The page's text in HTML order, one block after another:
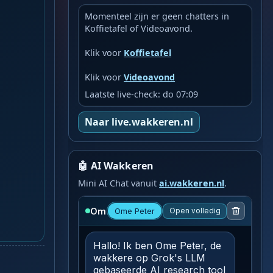
Momenteel zijn er geen chatters in
Koffietafel of Videoavond.
Klik voor Koffietafel
Klik voorVideoavond
Laatste live-check: do 07:09
Naar live.wakkeren.nl
🤖 AI Wakkeren
Mini AI Chat vanuitai.wakkeren.nl.